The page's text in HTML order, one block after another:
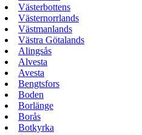
Västerbottens
Västernorrlands
Västmanlands
Västra Götalands
Alingsås
Alvesta
Avesta
Bengtsfors
Boden
Borlänge
Borås
Botkyrka